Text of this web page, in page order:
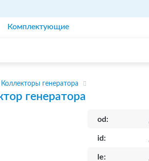
Комплектующие
Коллекторы генератора
генератора
od:
id:
le: